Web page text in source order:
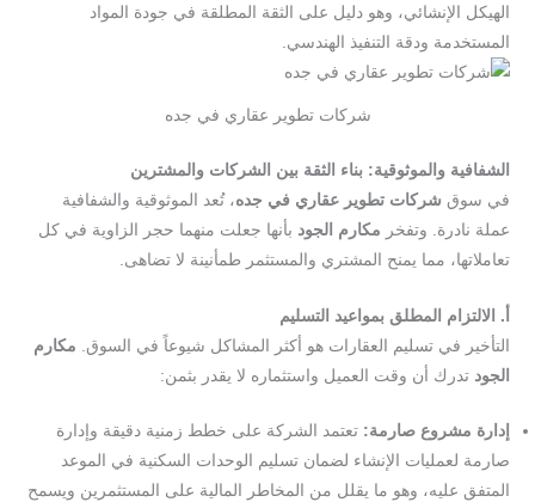
الهيكل الإنشائي، وهو دليل على الثقة المطلقة في جودة المواد
المستخدمة ودقة التنفيذ الهندسي.
شركات تطوير عقاري في جده
الشفافية والموثوقية: بناء الثقة بين الشركات والمشترين
في سوق شركات تطوير عقاري في جده، تُعد الموثوقية والشفافية
عملة نادرة. وتفخر مكارم الجود بأنها جعلت منهما حجر الزاوية في كل
تعاملاتها، مما يمنح المشتري والمستثمر طمأنينة لا تضاهى.
أ. الالتزام المطلق بمواعيد التسليم
التأخير في تسليم العقارات هو أكثر المشاكل شيوعاً في السوق. مكارم
الجود تدرك أن وقت العميل واستثماره لا يقدر بثمن:
إدارة مشروع صارمة: تعتمد الشركة على خطط زمنية دقيقة وإدارة
صارمة لعمليات الإنشاء لضمان تسليم الوحدات السكنية في الموعد
المتفق عليه، وهو ما يقلل من المخاطر المالية على المستثمرين ويسمح